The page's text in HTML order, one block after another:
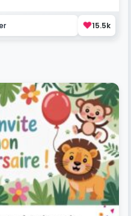
❤️15.5k